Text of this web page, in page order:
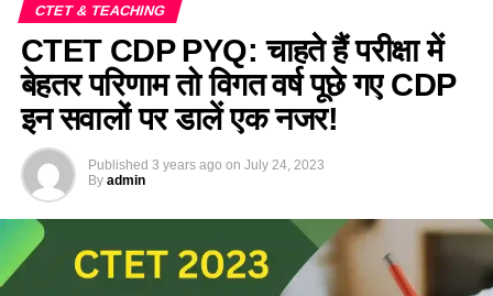
CTET & TEACHING
CTET CDP PYQ: चाहते हैं परीक्षा में
बेहतर परिणाम तो विगत वर्ष पूछे गए CDP
इन सवालों पर डालें एक नजर!
Published 3 years ago on July 24, 2023
By admin